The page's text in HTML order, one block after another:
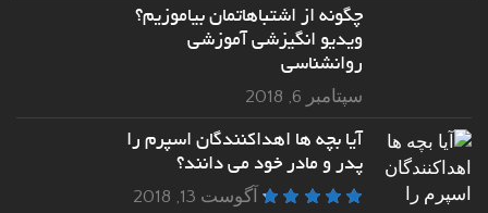
چگونه از اشتباهاتمان بیاموزیم؟
ویدیو انگیزشی آموزشی
روانشناسی
سپتامبر 6, 2018
آیا بچه ها اهداکنندگان اسپرم را
پدر و مادر خود می دانند؟
آگوست 13, 2018